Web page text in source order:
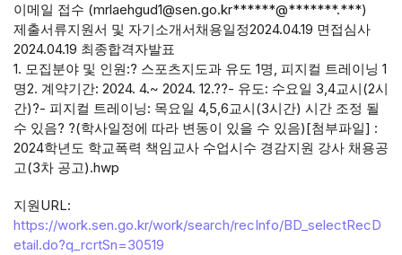
이메일 접수 (mrlaehgud1@sen.go.kr******@*******.***)
제출서류지원서 및 자기소개서채용일정2024.04.19 면접심사
2024.04.19 최종합격자발표
1. 모집분야 및 인원:? 스포츠지도과 유도 1명, 피지컬 트레이닝 1
명2. 계약기간: 2024. 4.~ 2024. 12.??- 유도: 수요일 3,4교시(2시
간)?- 피지컬 트레이닝: 목요일 4,5,6교시(3시간) 시간 조정 될
수 있음? ?(학사일정에 따라 변동이 있을 수 있음)[첨부파일] :
2024학년도 학교폭력 책임교사 수업시수 경감지원 강사 채용공
고(3차 공고).hwp
지원URL:
https://work.sen.go.kr/work/search/recInfo/BD_selectRecD
etail.do?q_rcrtSn=30519